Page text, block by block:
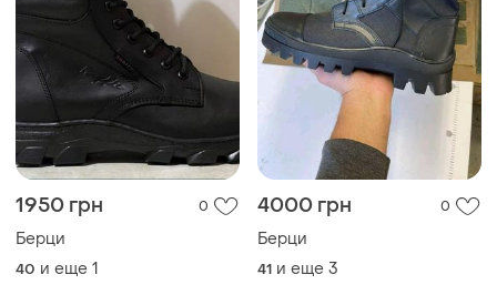
1950 грн 0
Берци
40 и еще 1
4000 грн 0
Берци
41 и еще 3